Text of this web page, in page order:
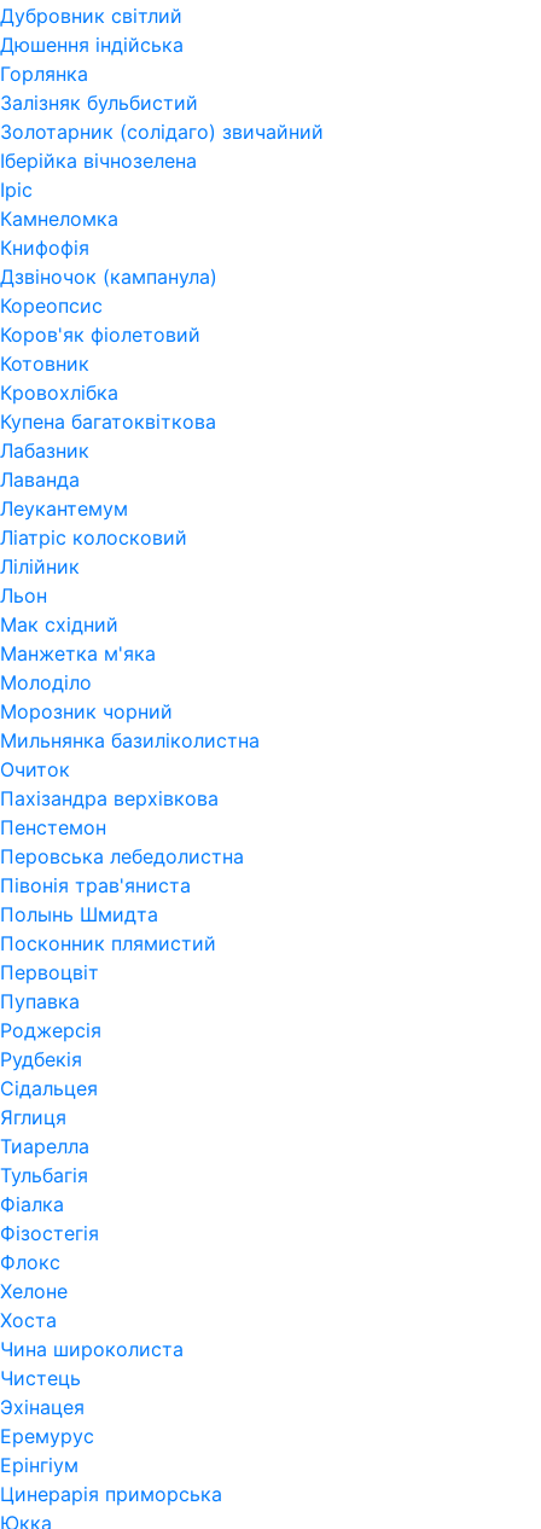
Дубровник світлий
Дюшення індійська
Горлянка
Залізняк бульбистий
Золотарник (солідаго) звичайний
Іберійка вічнозелена
Іріс
Камнеломка
Книфофія
Дзвіночок (кампанула)
Кореопсис
Коров'як фіолетовий
Котовник
Кровохлібка
Купена багатоквіткова
Лабазник
Лаванда
Леукантемум
Ліатріс колосковий
Лілійник
Льон
Мак східний
Манжетка м'яка
Молоділо
Морозник чорний
Мильнянка базиліколистна
Очиток
Пахізандра верхівкова
Пенстемон
Перовська лебедолистна
Півонія трав'яниста
Полынь Шмидта
Посконник плямистий
Первоцвіт
Пупавка
Роджерсія
Рудбекія
Сідальцея
Яглиця
Тиарелла
Тульбагія
Фіалка
Фізостегія
Флокс
Хелоне
Хоста
Чина широколиста
Чистець
Эхінацея
Еремурус
Ерінгіум
Цинерарія приморська
Юкка